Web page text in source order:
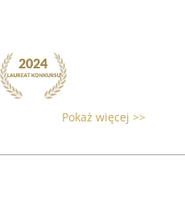
Pokaż więcej >>